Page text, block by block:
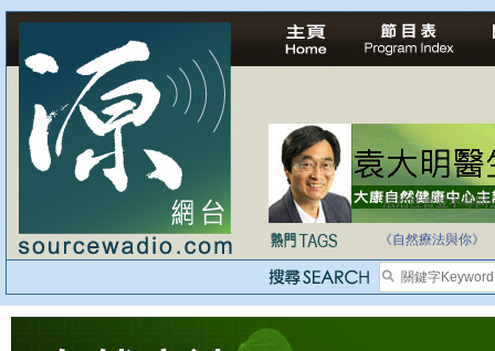
法治社會並不等同
《自然療法與你》